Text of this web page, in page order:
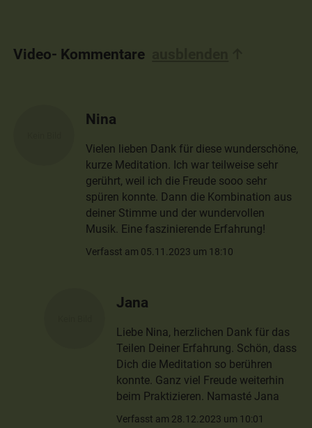
Video- Kommentare
Nina
Vielen lieben Dank für diese wunderschöne,
kurze Meditation. Ich war teilweise sehr
gerührt, weil ich die Freude sooo sehr
spüren konnte. Dann die Kombination aus
deiner Stimme und der wundervollen
Musik. Eine faszinierende Erfahrung!
Verfasst am 05.11.2023 um 18:10
Jana
Liebe Nina, herzlichen Dank für das
Teilen Deiner Erfahrung. Schön, dass
Dich die Meditation so berühren
konnte. Ganz viel Freude weiterhin
beim Praktizieren. Namasté Jana
Verfasst am 28.12.2023 um 10:01